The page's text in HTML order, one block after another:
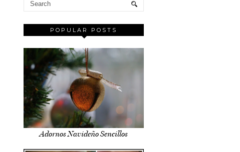
POPULAR POSTS
Adornos Navideño Sencillos